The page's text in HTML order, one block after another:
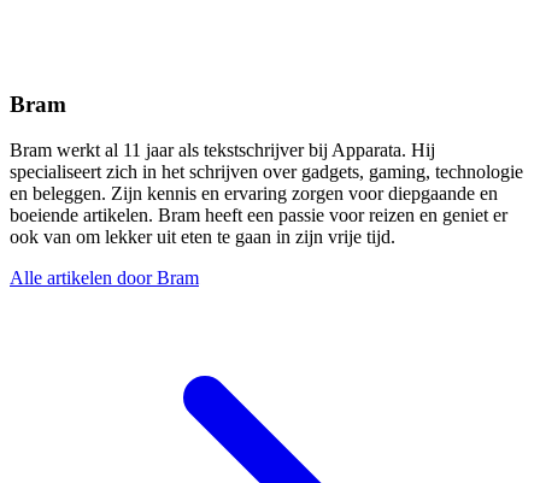
Bram
Bram werkt al 11 jaar als tekstschrijver bij Apparata. Hij
specialiseert zich in het schrijven over gadgets, gaming, technologie
en beleggen. Zijn kennis en ervaring zorgen voor diepgaande en
boeiende artikelen. Bram heeft een passie voor reizen en geniet er
ook van om lekker uit eten te gaan in zijn vrije tijd.
Alle artikelen door Bram